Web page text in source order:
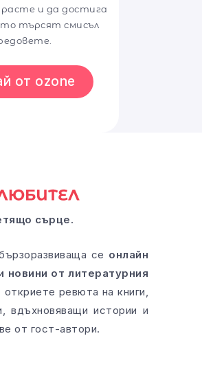
и да достига
търсят смисъл
от ozone
сърце.
се онлайн
новини от литературния
ревюта на книги,
вдъхновяващи истории и
от гост-автори.